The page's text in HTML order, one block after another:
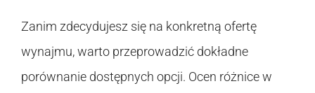
Zanim zdecydujesz się na konkretną ofertę
wynajmu, warto przeprowadzić dokładne
porównanie dostępnych opcji. Ocen różnice w